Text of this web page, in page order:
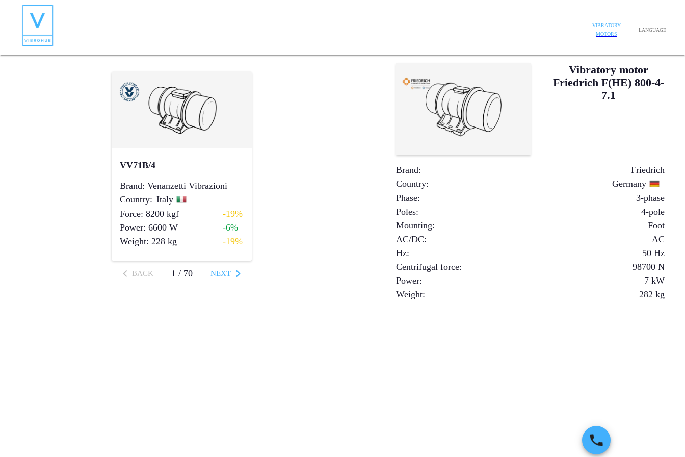
VIBRATORY
MOTORS
LANGUAGE
Vibratory motor
Friedrich F(HE) 800-4-
7.1
Brand:
Friedrich
Country:
Germany
Phase:
3-phase
Poles:
4-pole
Mounting:
Foot
AC/DC:
AC
Hz:
50 Hz
Centrifugal force: 98700 N
Power: 7 kW
Weight: 282 kg
VV71B/4
Brand: Venanzetti Vibrazioni
Country: Italy
Force: 8200 kgf
-19%
Power: 6600 W
-6%
Weight: 228 kg -19%
BACK 1 / 70 NEXT